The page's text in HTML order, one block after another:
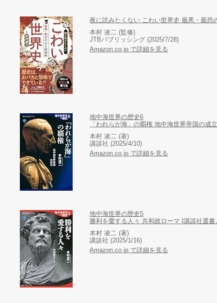
夜に読みたくない こわい世界史 最悪・最恐
本村 凌二 (監修)
JTBパブリッシング (2025/7/28)
Amazon.co.jp で詳細を見る
地中海世界の歴史6
「われらが海」の覇権 地中海世界帝国の成
本村 凌二 (著)
講談社 (2025/4/10)
Amazon.co.jp で詳細を見る
地中海世界の歴史5
勝利を愛する人々 共和政ローマ (講談社選書
本村 凌二 (著)
講談社 (2025/1/16)
Amazon.co.jp で詳細を見る